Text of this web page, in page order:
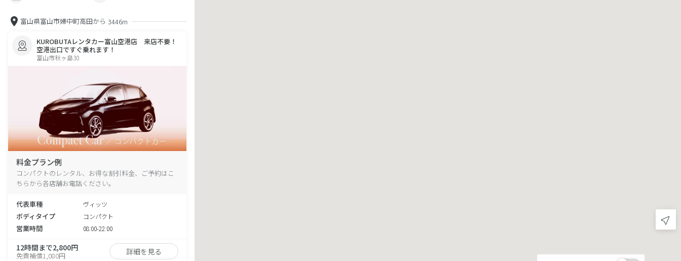
富山県富山市婦中町高田から 3446m
KUROBUTAレンタカー富山空港店 来店不要！
空港出口ですぐ乗れます！
富山市秋ヶ島30
料金プラン例
コンパクトのレンタル、お得な割引料金、ご予約はこ
ちらから各店舗お電話ください。
代表車種 ヴィッツ
ボディタイプ コンパクト
営業時間 08:00-22:00
12時間まで2,800円
免責補償1,080円 詳細を見る